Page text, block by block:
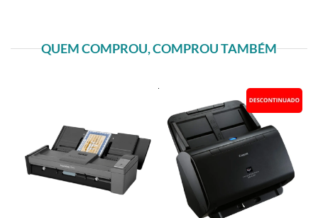
QUEM COMPROU, COMPROU TAMBÉM